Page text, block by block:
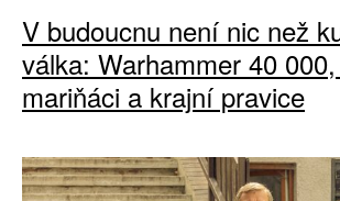
V budoucnu není nic než
válka: Warhammer 40
mariňáci a krajní pravice